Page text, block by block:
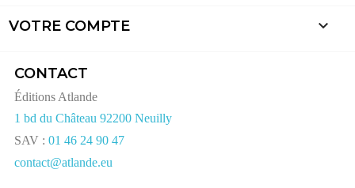
VOTRE COMPTE 
CONTACT
Éditions Atlande
1 bd du Château 92200 Neuilly
SAV : 01 46 24 90 47
contact@atlande.eu